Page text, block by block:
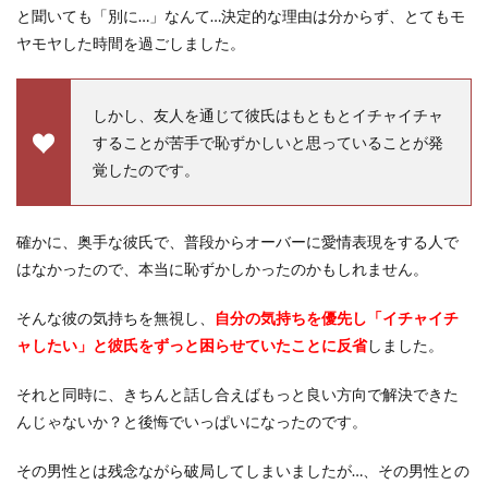
と聞いても「別に…」なんて…決定的な理由は分からず、とてもモ
ヤモヤした時間を過ごしました。
しかし、友人を通じて彼氏はもともとイチャイチャ
することが苦手で恥ずかしいと思っていることが発
覚したのです。
確かに、奥手な彼氏で、普段からオーバーに愛情表現をする人で
はなかったので、本当に恥ずかしかったのかもしれません。
そんな彼の気持ちを無視し、
自分の気持ちを優先し「イチャイチ
ャしたい」と彼氏をずっと困らせていたことに反省しました。
それと同時に、きちんと話し合えばもっと良い方向で解決できた
んじゃないか？と後悔でいっぱいになったのです。
その男性とは残念ながら破局してしまいましたが…、その男性との